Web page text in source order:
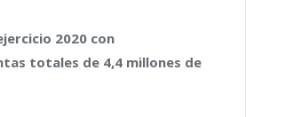
2020 con
totales de 4,4 millones de